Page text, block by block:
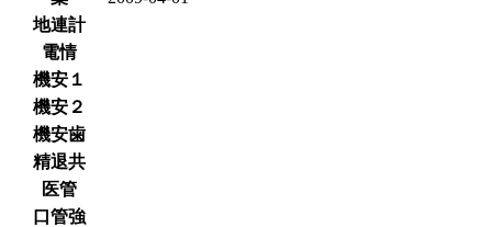
地連計
電情
機安１
機安２
機安歯
精退共
医管
口管強